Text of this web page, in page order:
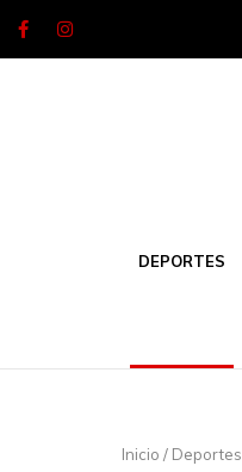
DEPORTES
Inicio / Deportes